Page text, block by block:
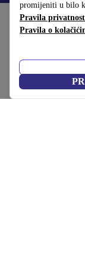
promijeniti u bilo
Pravila
Pravila o
Početna stranica
6x Jordan
Smeđa